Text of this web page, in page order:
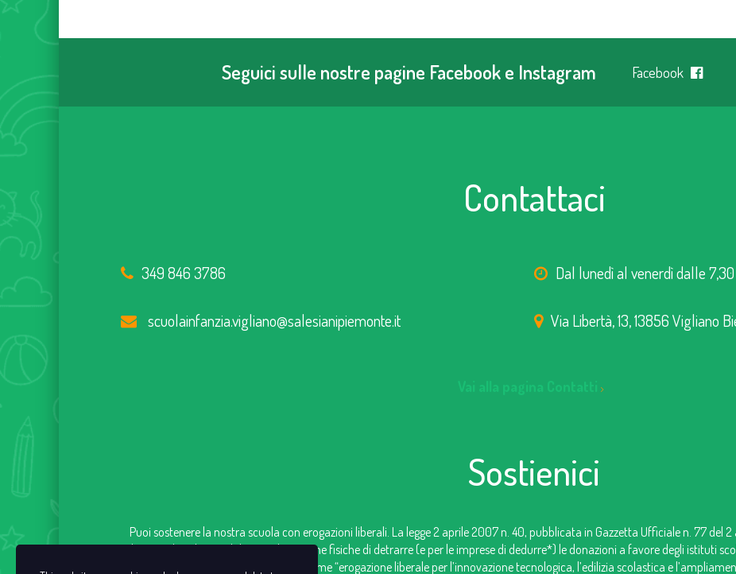
Seguici sulle nostre pagine Facebook e Instagram Facebook
Contattaci
349 846 3786
scuolainfanzia.vigliano@salesianipiemonte.it
Dal lunedì al venerdì dalle
Via Libertà, 13, 13856 Vigliano
Sostienici
Puoi sostenere la nostra scuola con erogazioni liberali. La legge 2 aprile 2007 n. 40, pubblicata in Gazzetta Ufficiale n. 77 del
che introduce la possibilità, per le persone fisiche di detrarre (e per le imprese di dedurre*) le donazioni a favore degli istituti
contributo versato come “erogazione liberale per l’innovazione tecnologica, l’edilizia scolastica e